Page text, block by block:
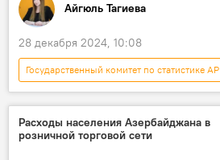
Айгюль Тагиева
28 декабря 2024, 10:08
Государственный комитет по статистике АР
Новости
Азербайджан
Центральный банк Азербайджана
Расходы населения Азербайджана в
розничной торговой сети